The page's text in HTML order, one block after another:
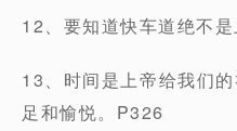
12、要知道快车道绝不
13、时间是上帝给我们
足和愉悦。P326